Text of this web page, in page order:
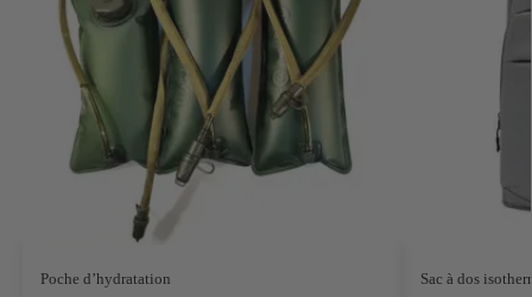
Poche d’hydratation Sac à dos